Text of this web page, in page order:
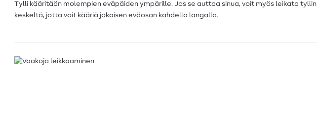
Tylli kääritään molempien eväpäiden ympärille. Jos se auttaa sinua, voit myös leikata tyllin
keskeltä, jotta voit kääriä jokaisen eväosan kahdella langalla.